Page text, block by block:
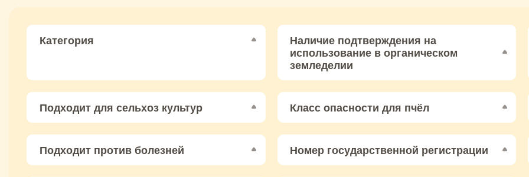
Категория
Наличие подтверждения на
использование в органическом
земледелии
Подходит для сельхоз культур Класс опасности для пчёл
Подходит против болезней Номер государственной регистрации